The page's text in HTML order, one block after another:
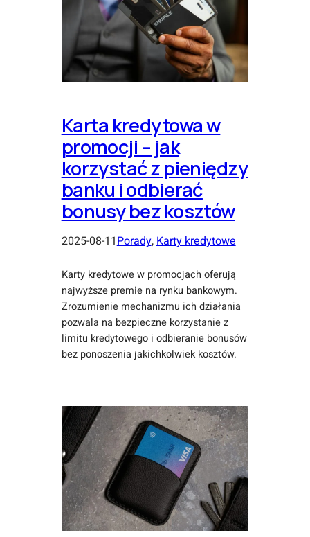
Karta kredytowa w
promocji – jak
korzystać z pieniędzy
banku i odbierać
bonusy bez kosztów
2025-08-11Porady, Karty kredytowe
Karty kredytowe w promocjach oferują
najwyższe premie na rynku bankowym.
Zrozumienie mechanizmu ich działania
pozwala na bezpieczne korzystanie z
limitu kredytowego i odbieranie bonusów
bez ponoszenia jakichkolwiek kosztów.